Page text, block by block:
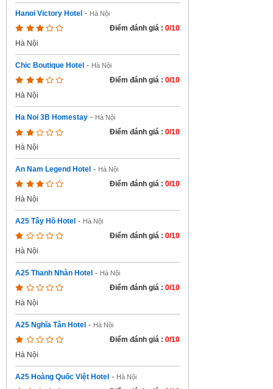
Hanoi Victory Hotel - Hà Nội
Điểm đánh giá : 0/10
Hà Nội
Chic Boutique Hotel - Hà Nội
Điểm đánh giá : 0/10
Hà Nội
Ha Noi 3B Homestay - Hà Nội
Điểm đánh giá : 0/10
Hà Nội
An Nam Legend Hotel - Hà Nội
Điểm đánh giá : 0/10
Hà Nội
A25 Tây Hồ Hotel - Hà Nội
Điểm đánh giá : 0/10
Hà Nội
A25 Thanh Nhàn Hotel - Hà Nội
Điểm đánh giá : 0/10
Hà Nội
A25 Nghĩa Tân Hotel - Hà Nội
Điểm đánh giá : 0/10
Hà Nội
A25 Hoàng Quốc Việt Hotel - Hà Nội